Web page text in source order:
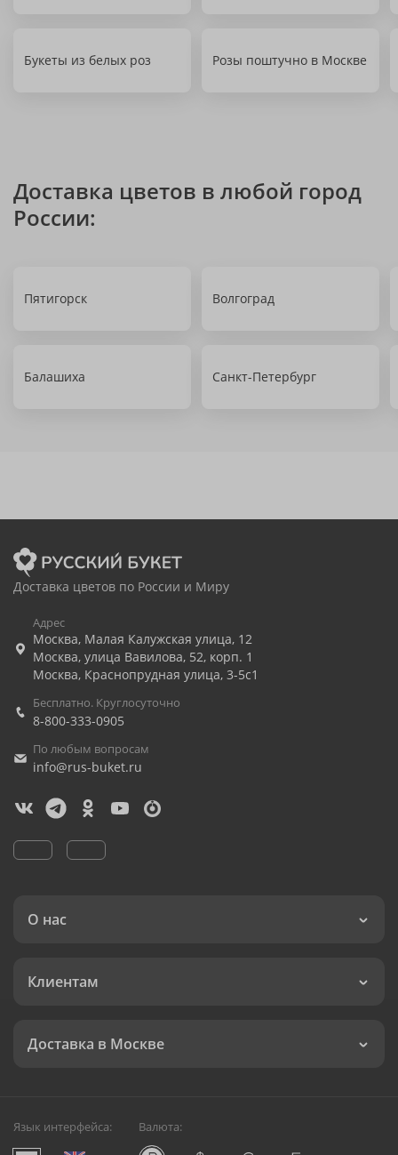
Букеты из белых роз Розы поштучно в Москве
Доставка цветов в любой город
России:
Пятигорск Волгоград
Балашиха Санкт-Петербург
Доставка цветов по России и Миру
Адрес
Москва, Малая Калужская улица, 12
Москва, улица Вавилова, 52, корп. 1
Москва, Краснопрудная улица, 3-5с1
Бесплатно. Круглосуточно
8-800-333-0905
По любым вопросам
info@rus-buket.ru
О нас
Клиентам
Доставка в Москве
Язык интерфейса: Валюта: